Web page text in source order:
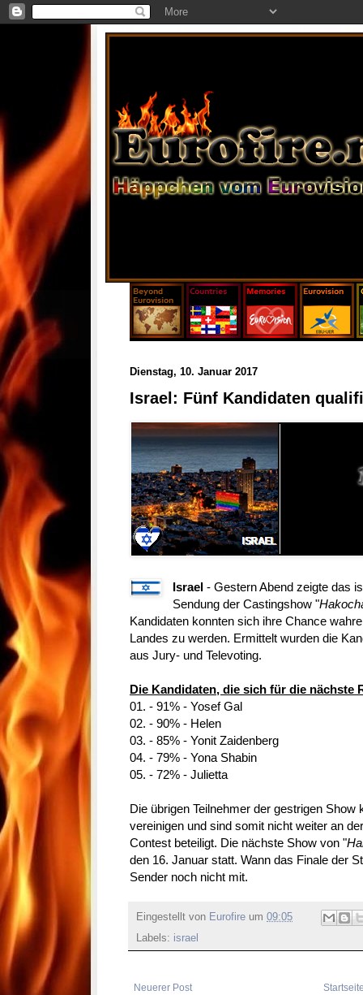
Dienstag, 10. Januar 2017
Israel: Fünf Kandidaten
Israel- Gestern Abend zeigte das
Sendung der Castingshow "
Kandidaten konnten sich ihre Chance
Landes zu werden. Ermittelt wurden die
aus Jury- und Televoting.
Die Kandidaten, die sich für die nächste
01. - 91% - Yosef Gal
02. - 90% - Helen
03. - 85% - Yonit Zaidenberg
04. - 79% - Yona Shabin
05. - 72% - Julietta
Die übrigen Teilnehmer der gestrigen Show
vereinigen und sind somit nicht weiter an
Contest beteiligt. Die nächste Show von "
den 16. Januar statt. Wann das Finale der
Sender noch nicht mit.
Eingestellt von Eurofire um 09:05
Labels: israel
Neuerer Post